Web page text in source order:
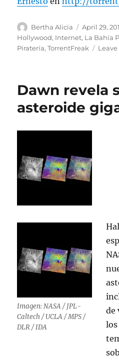
Author
Bertha Alicia
Posted
on
April 29,
Hollywood, Internet, La Bahía
Piratería,TorrentFreak
Dawn revela
asteroide
Imagen: NASA / JPL-
Caltech / UCLA / MPS /
DLR / IDA
de
los